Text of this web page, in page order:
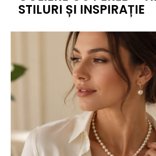
STILURI ȘI INSPIRAȚIE